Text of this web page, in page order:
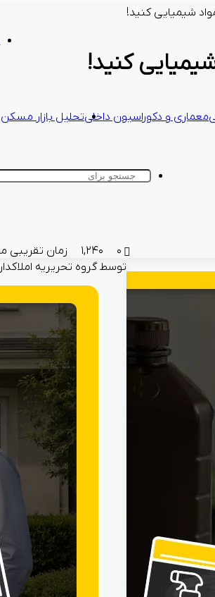
معماری و دکوراسیون داخلیتحلیل بازار
شیمیایی کنید!
کنید!
۰ زمان تقریبی
توسط گروه تحریریه